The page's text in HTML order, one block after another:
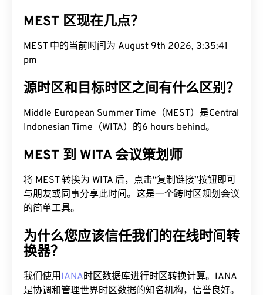
MEST 区现在几点？
MEST 中的当前时间为 August 9th 2026, 3:35:42
pm
源时区和目标时区之间有什么区别？
Middle European Summer Time（MEST）是Central
Indonesian Time（WITA）的6 hours behind。
MEST 到 WITA 会议策划师
将 MEST 转换为 WITA 后，点击“复制链接”按钮即可
与朋友或同事分享此时间。这是一个跨时区规划会议
的简单工具。
为什么您应该信任我们的在线时间转
换器？
我们使用IANA时区数据库进行时区转换计算。IANA
是协调和管理世界时区数据的知名机构，信誉良好。